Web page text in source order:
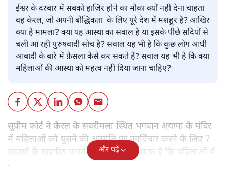
ईश्वर के दरबार में सबको हाज़िर होने का मौका क्यों नहीं देना चाहता
वह केरल, जो अपनी बौद्धिकता के लिए पूरे देश में मशहूर है? आखिर
क्या है मामला? क्या यह आस्था का सवाल है या इसके पीछे सदियों से
चली आ रही पुरुषवादी सोच है? सवाल यह भी है कि कुछ लोग आधी
आबादी के बारे में फ़ैसला कैसे कर सकते हैं? सवाल यह भी है कि क्या
महिलाओं की आस्था को महत्व नहीं दिया जाना चाहिए?
सुप्रीम कोर्ट ने केरल के सबरीमला स्थित भगवान अयप्पा के मंदिर
में महिलाओं को घुसने की अनुमति पर पुनर्विचार करने के लिए 7
सदस्यों के खंडपीठ बनाने को कहा। इससे साफ़ है कि महिलाओं में
मंदिर जाने के फ़ैसले पर सरकार ने रोक नहीं लगाई है।
और पढ़ें